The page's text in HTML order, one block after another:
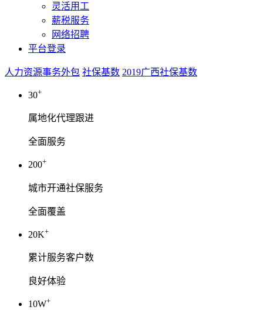
灵活用工
薪税服务
网络招聘
平台登录
人力资源事务外包 社保基数 2019广西社保基数
30+
属地化代理跟进
全面服务
200+
城市开通社保服务
全面覆盖
20K+
累计服务客户数
良好体验
10W+